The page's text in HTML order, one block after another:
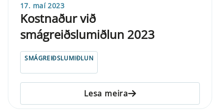
17. maí 2023
Kostnaður við
smágreiðslumiðlun 2023
SMÁGREIÐSLUMIÐLUN
Lesa meira